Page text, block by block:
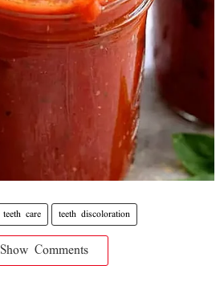
teeth care teeth discoloration
Show Comments